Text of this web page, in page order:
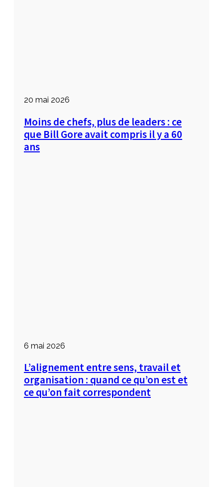
20 mai 2026
Moins de chefs, plus de leaders : ce
que Bill Gore avait compris il y a 60
ans
6 mai 2026
L’alignement entre sens, travail et
organisation : quand ce qu’on est et
ce qu’on fait correspondent